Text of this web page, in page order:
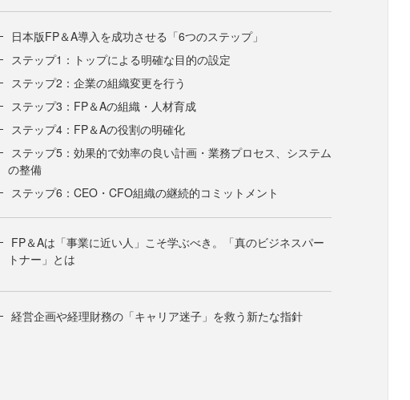
日本版FP＆A導入を成功させる「6つのステップ」
ステップ1：トップによる明確な目的の設定
ステップ2：企業の組織変更を行う
ステップ3：FP＆Aの組織・人材育成
ステップ4：FP＆Aの役割の明確化
ステップ5：効果的で効率の良い計画・業務プロセス、システム
の整備
ステップ6：CEO・CFO組織の継続的コミットメント
FP＆Aは「事業に近い人」こそ学ぶべき。「真のビジネスパー
トナー」とは
経営企画や経理財務の「キャリア迷子」を救う新たな指針